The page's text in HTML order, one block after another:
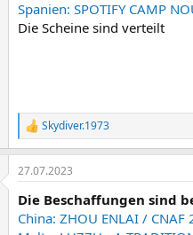
o
n
e
Spanien: SPOTIFY CAMP
Die Scheine sind verteilt
R
e
a
k
i
o
n
Skydiver.1973
27.07.2023
Die Beschaffungen sind
China: ZHOU ENLAI / CNAF